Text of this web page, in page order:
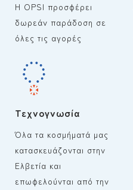
Η OPSI προσφέρει
δωρεάν παράδοση σε
όλες τις αγορές
Τεχνογνωσία
Όλα τα κοσμήματά μας
κατασκευάζονται στην
Ελβετία και
επωφελούνται από την